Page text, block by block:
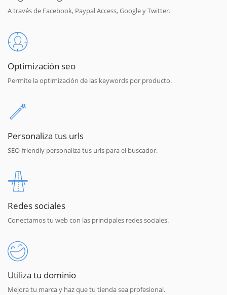
A través de Facebook, Paypal Access, Google y Twitter.
Optimización seo
Permite la optimización de las keywords por producto.
Personaliza tus urls
SEO-friendly personaliza tus urls para el buscador.
Redes sociales
Conectamos tu web con las principales redes sociales.
Utiliza tu dominio
Mejora tu marca y haz que tu tienda sea profesional.